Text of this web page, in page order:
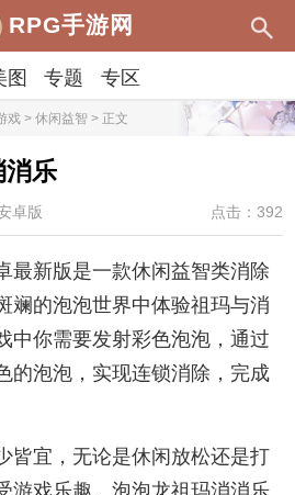
RPG手游网
图 专题 专区
戏 > 休闲益智 > 正文
消乐
卓版 点击：392
最新版是一款休闲益智类消除
斓的泡泡世界中体验祖玛与消
中你需要发射彩色泡泡，通过
的泡泡，实现连锁消除，完成
皆宜，无论是休闲放松还是打
游戏乐趣。泡泡龙祖玛消消乐